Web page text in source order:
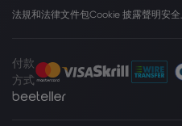
法規和法律文件包Cookie 披露聲明安
付款
方式